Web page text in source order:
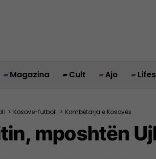
Magazina Cult Ajo
> Kosove-futboll > Kombëtarja e Kosovës
mposhtën